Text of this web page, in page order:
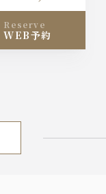
reserve
WEB予約